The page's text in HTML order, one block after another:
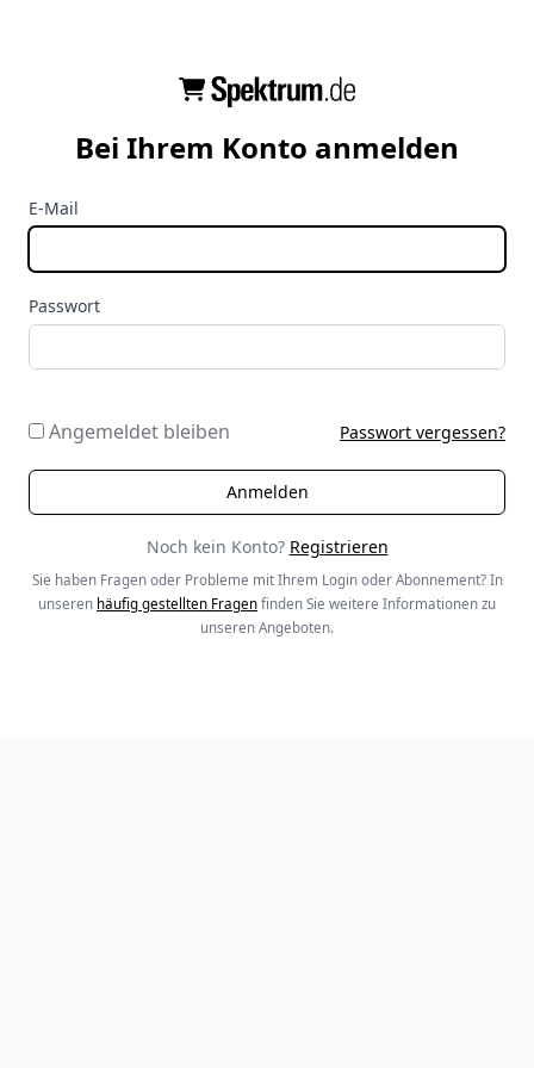
Bei Ihrem Konto anmelden
E-Mail
Passwort
Angemeldet bleiben Passwort vergessen?
Noch kein Konto? Registrieren
Sie haben Fragen oder Probleme mit Ihrem Login oder Abonnement? In
unseren häufig gestellten Fragen finden Sie weitere Informationen zu
unseren Angeboten.